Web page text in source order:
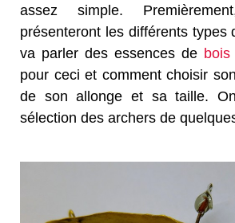
assez simple.
présenteront les différents types
va parler des essences de bois
pour ceci et comment choisir
de son allonge et sa taille.
sélection des archers de